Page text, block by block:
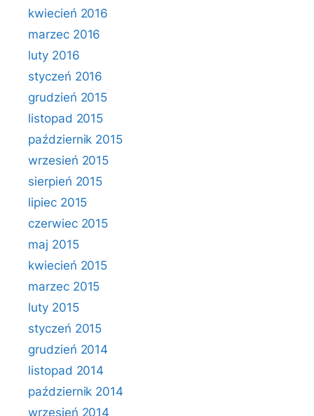
kwiecień 2016
marzec 2016
luty 2016
styczeń 2016
grudzień 2015
listopad 2015
październik 2015
wrzesień 2015
sierpień 2015
lipiec 2015
czerwiec 2015
maj 2015
kwiecień 2015
marzec 2015
luty 2015
styczeń 2015
grudzień 2014
listopad 2014
październik 2014
wrzesień 2014